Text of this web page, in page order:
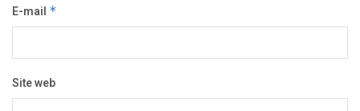
E-mail *
Site web